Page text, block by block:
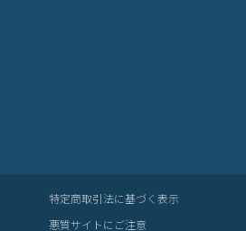
特定商取引法に基づく表示
悪質サイトにご注意